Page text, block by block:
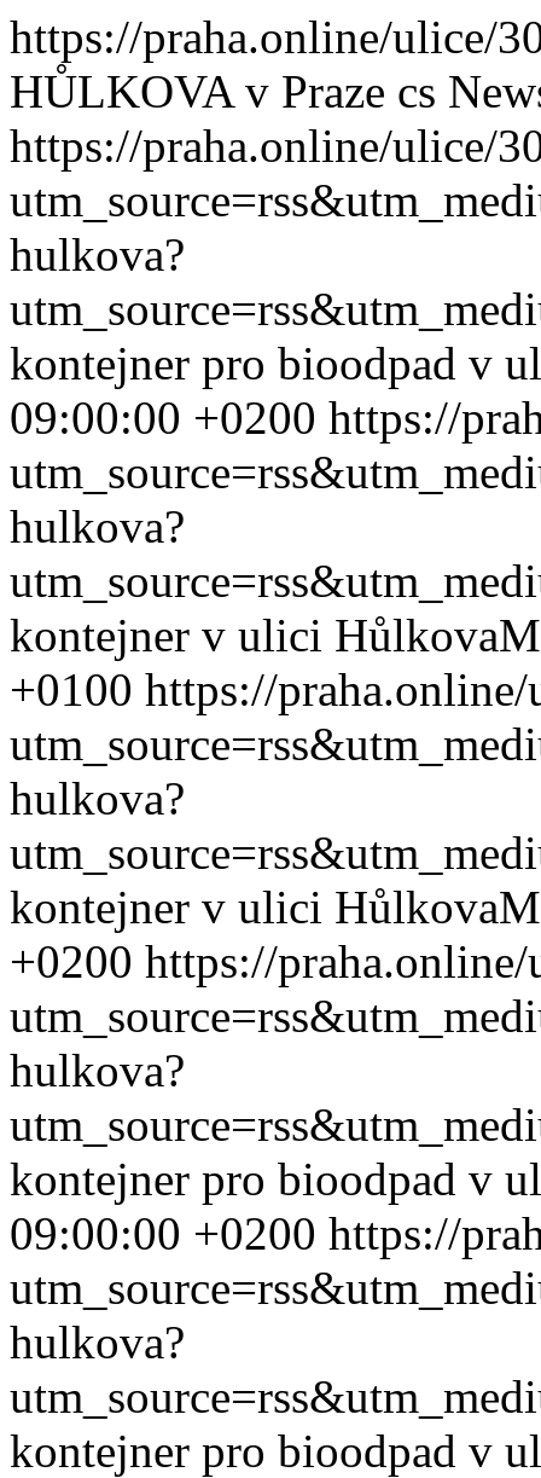
https://praha.online/ulice/
HŮLKOVA v Praze cs
https://praha.online/ulice/
hulkova?
kontejner pro bioodpad v
09:00:00 +0200 https://
hulkova?
kontejner v ulici Hůlkova
+0100 https://
hulkova?
kontejner v ulici Hůlkova
+0200 https://
hulkova?
kontejner pro bioodpad v
09:00:00 +0200 https://
hulkova?
kontejner pro bioodpad v